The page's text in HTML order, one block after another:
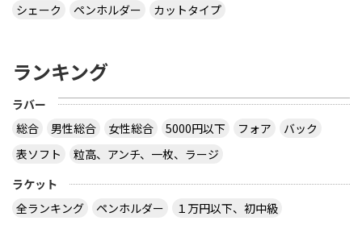
シェーク
ペンホルダー カットタイプ
ランキング
ラバー
総合
男性総合 女性総合 5000円以下 フォア
バック
表ソフト
粒高、アンチ、一枚、ラージ
ラケット
全ランキング
ペンホルダー
１万円以下、初中級